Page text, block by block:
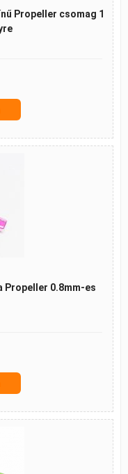
Propeller csomag 1
Propeller 0.8mm-es